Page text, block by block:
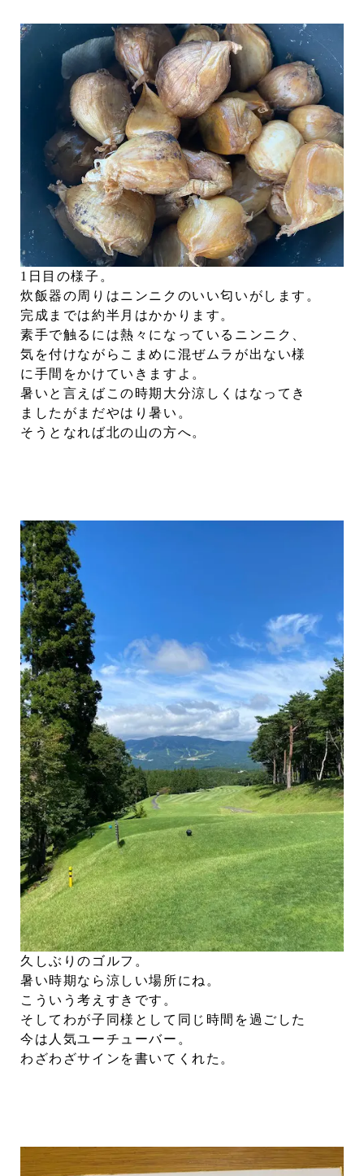
1日目の様子。
炊飯器の周りはニンニクのいい匂いがします。
完成までは約半月はかかります。
素手で触るには熱々になっているニンニク、
気を付けながらこまめに混ぜムラが出ない様
に手間をかけていきますよ。
暑いと言えばこの時期大分涼しくはなってき
ましたがまだやはり暑い。
そうとなれば北の山の方へ。
久しぶりのゴルフ。
暑い時期なら涼しい場所にね。
こういう考えすきです。
そしてわが子同様として同じ時間を過ごした
今は人気ユーチューバー。
わざわざサインを書いてくれた。